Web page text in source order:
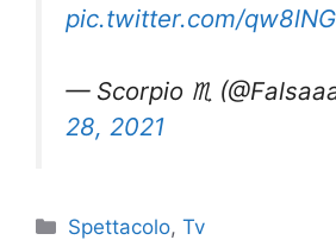
pic.twitter.com/
— Scorpio ♏️
28, 2021
Categorie
Spettacolo,Tv